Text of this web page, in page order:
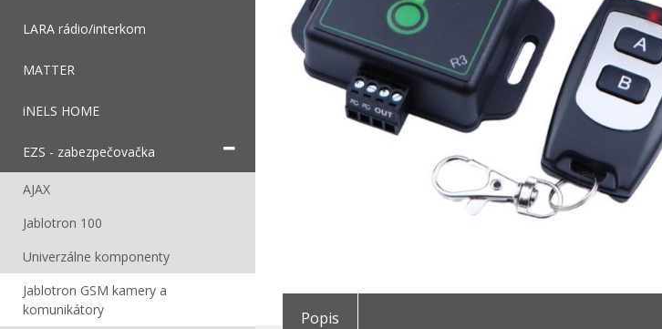
LARA rádio/interkom
MATTER
iNELS HOME
EZS - zabezpečovačka
AJAX
Jablotron 100
Univerzálne komponenty
Jablotron GSM kamery a
komunikátory
Popis